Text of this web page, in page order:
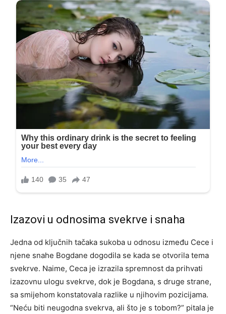
Izazovi u odnosima svekrve i snaha
Jedna od ključnih tačaka sukoba u odnosu između Cece i
njene snahе Bogdane dogodila se kada se otvorila tema
svekrve. Naime, Ceca je izrazila spremnost da prihvati
izazovnu ulogu svekrve, dok je Bogdana, s druge strane,
sa smijehom konstatovala razlike u njihovim pozicijama.
“Neću biti neugodna svekrva, ali što je s tobom?” pitala je